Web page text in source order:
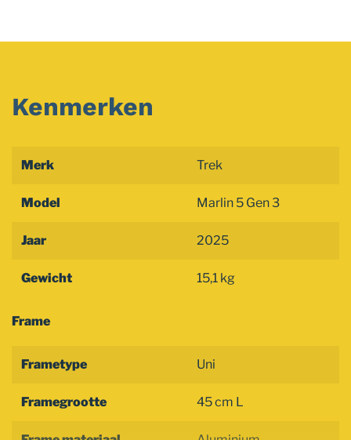
Kenmerken
Merk Trek
Model Marlin 5 Gen 3
Jaar 2025
Gewicht 15,1 kg
Frame
Frametype Uni
Framegrootte 45 cm L